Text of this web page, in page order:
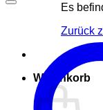
Es
Zurück
Warenkorb